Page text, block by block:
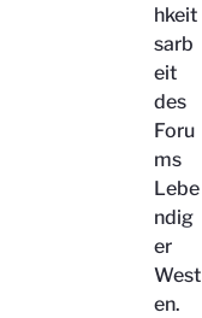
hkeit
sarb
eit
des
Foru
ms
Lebe
ndig
er
West
en.